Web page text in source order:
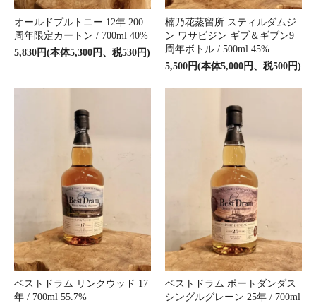
オールドプルトニー 12年 200
周年限定カートン / 700ml 40%
5,830円(本体5,300円、税530円)
楠乃花蒸留所 スティルダムジ
ン ワサビジン ギブ＆ギブン9
周年ボトル / 500ml 45%
5,500円(本体5,000円、税500円)
ベストドラム リンクウッド 17
年 / 700ml 55.7%
ベストドラム ポートダンダス
シングルグレーン 25年 / 700ml